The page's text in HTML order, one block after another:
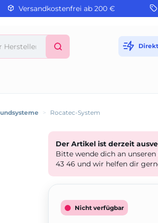
Versandkostenfrei ab 200 €
> Rocatec-System
Der Artikel ist derzeit
Bitte wende dich an
43 46 und wir helfen dir
Nicht verfügbar